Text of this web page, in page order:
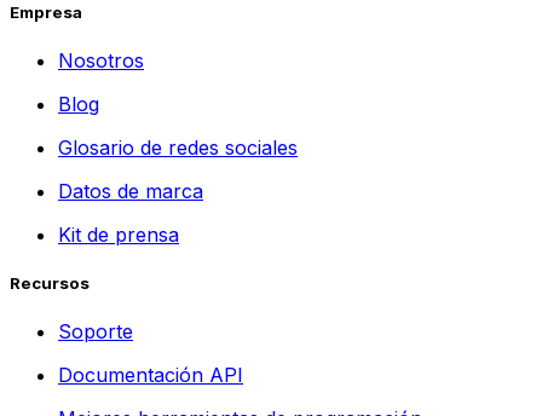
Empresa
Nosotros
Blog
Glosario de redes sociales
Datos de marca
Kit de prensa
Recursos
Soporte
Documentación API